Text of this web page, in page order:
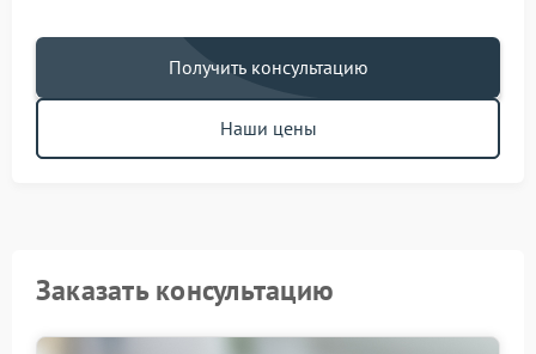
Получить консультацию
Наши цены
Заказать консультацию